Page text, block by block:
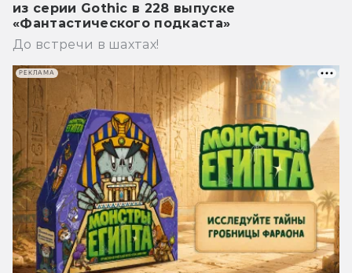
из серии Gothic в 228 выпуске
«Фантастического подкаста»
До встречи в шахтах!
РЕКЛАМА